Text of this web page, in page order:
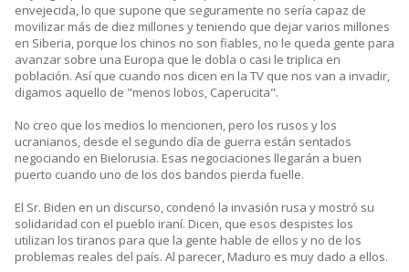
envejecida, lo que supone que seguramente no sería capaz de
movilizar más de diez millones y teniendo que dejar varios millones
en Siberia, porque los chinos no son fiables, no le queda gente para
avanzar sobre una Europa que le dobla o casi le triplica en
población. Así que cuando nos dicen en la TV que nos van a invadir,
digamos aquello de "menos lobos, Caperucita".
No creo que los medios lo mencionen, pero los rusos y los
ucranianos, desde el segundo día de guerra están sentados
negociando en Bielorusia. Esas negociaciones llegarán a buen
puerto cuando uno de los dos bandos pierda fuelle.
El Sr. Biden en un discurso, condenó la invasión rusa y mostró su
solidaridad con el pueblo iraní. Dicen, que esos despistes los
utilizan los tiranos para que la gente hable de ellos y no de los
problemas reales del país. Al parecer, Maduro es muy dado a ellos.